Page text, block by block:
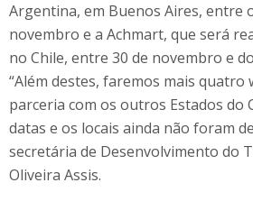
Argentina, em Buenos Aires, entre
novembro e a Achmart, que será
no Chile, entre 30 de novembro e
“Além destes, faremos mais quatro
parceria com os outros Estados do
datas e os locais ainda não foram
secretária de Desenvolvimento do
Oliveira Assis.